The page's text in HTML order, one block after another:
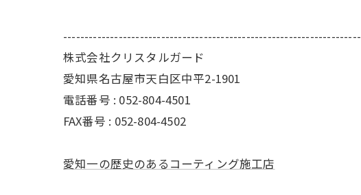
----------------------------------------------------------------------
株式会社クリスタルガード
愛知県名古屋市天白区中平2-1901
電話番号 : 052-804-4501
FAX番号 : 052-804-4502
愛知一の歴史のあるコーティング施工店